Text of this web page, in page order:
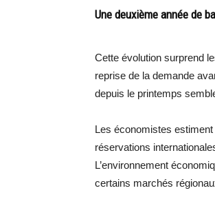
Une deuxième année de
Cette évolution surprend
reprise de la demande
depuis le printemps
Les économistes
réservations
L’environnement
certains marchés